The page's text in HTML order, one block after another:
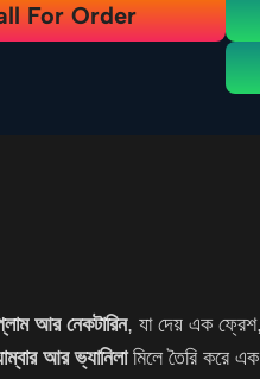
For Order
আর নেকটারিন, যা দেয় এক
আর ভ্যানিলামিলে তৈরি করে